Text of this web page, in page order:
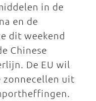
in de
en de
dit weekend
Chinese
De EU wil
zonnecellen uit